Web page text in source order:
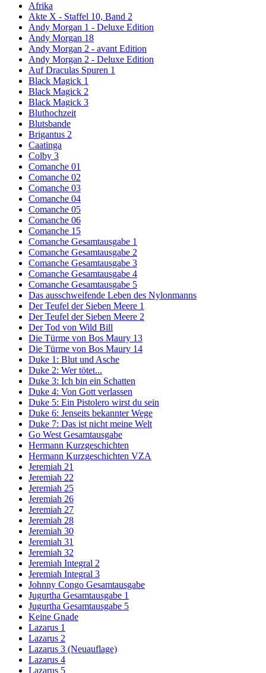
Afrika
Akte X - Staffel 10, Band 2
Andy Morgan 1 - Deluxe Edition
Andy Morgan 18
Andy Morgan 2 - avant Edition
Andy Morgan 2 - Deluxe Edition
Auf Draculas Spuren 1
Black Magick 1
Black Magick 2
Black Magick 3
Bluthochzeit
Blutsbande
Brigantus 2
Caatinga
Colby 3
Comanche 01
Comanche 02
Comanche 03
Comanche 04
Comanche 05
Comanche 06
Comanche 15
Comanche Gesamtausgabe 1
Comanche Gesamtausgabe 2
Comanche Gesamtausgabe 3
Comanche Gesamtausgabe 4
Comanche Gesamtausgabe 5
Das ausschweifende Leben des Nylonmanns
Der Teufel der Sieben Meere 1
Der Teufel der Sieben Meere 2
Der Tod von Wild Bill
Die Türme von Bos Maury 13
Die Türme von Bos Maury 14
Duke 1: Blut und Asche
Duke 2: Wer tötet...
Duke 3: Ich bin ein Schatten
Duke 4: Von Gott verlassen
Duke 5: Ein Pistolero wirst du sein
Duke 6: Jenseits bekannter Wege
Duke 7: Das ist nicht meine Welt
Go West Gesamtausgabe
Hermann Kurzgeschichten
Hermann Kurzgeschichten VZA
Jeremiah 21
Jeremiah 22
Jeremiah 25
Jeremiah 26
Jeremiah 27
Jeremiah 28
Jeremiah 30
Jeremiah 31
Jeremiah 32
Jeremiah Integral 2
Jeremiah Integral 3
Johnny Congo Gesamtausgabe
Jugurtha Gesamtausgabe 1
Jugurtha Gesamtausgabe 5
Keine Gnade
Lazarus 1
Lazarus 2
Lazarus 3 (Neuauflage)
Lazarus 4
Lazarus 5